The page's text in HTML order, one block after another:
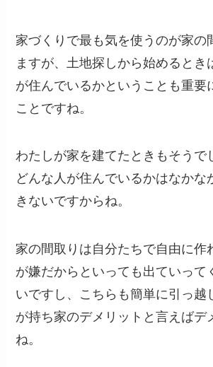
家づくりで最も気を使うのが家の
ますが、土地探しから始めるとき
が住んでいるかということも重要
ことですね。
わたしが家を建てたときもそうで
どんな人が住んでいるかはなかな
きないですからね。
家の間取りは自分たちで自由に作
が嫌だからといっても出ていって
いですし、こちらも簡単に引っ越
が持ち家のデメリットと言えばデ
ね。